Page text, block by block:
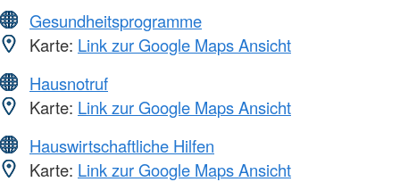
Gesundheitsprogramme
Karte: Link zur Google Maps Ansicht
Hausnotruf
Karte: Link zur Google Maps Ansicht
Hauswirtschaftliche Hilfen
Karte: Link zur Google Maps Ansicht